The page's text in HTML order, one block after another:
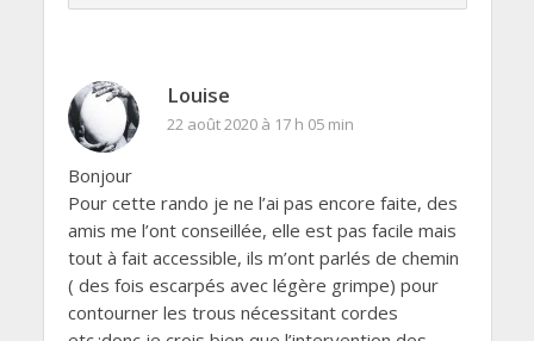
Louise
22 août 2020 à 17 h 05 min
Bonjour
Pour cette rando je ne l’ai pas encore faite, des
amis me l’ont conseillée, elle est pas facile mais
tout à fait accessible, ils m’ont parlés de chemin
( des fois escarpés avec légère grimpe) pour
contourner les trous nécessitant cordes